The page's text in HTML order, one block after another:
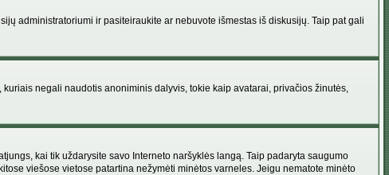
administratoriumi ir pasiteiraukite ar nebuvote išmestas iš diskusijų. Taip pat gali
negali naudotis anoniminis dalyvis, tokie kaip avatarai, privačios žinutės,
kai tik uždarysite savo Interneto naršyklės langą. Taip padaryta saugumo
viešose vietose patartina nežymėti minėtos varneles. Jeigu nematote minėto